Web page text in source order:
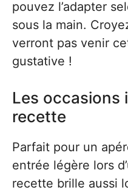
pouvez l’adapter
sous la main.
verront pas venir
gustative !
Les occasions
recette
Parfait pour un
entrée légère lors
recette brille aussi